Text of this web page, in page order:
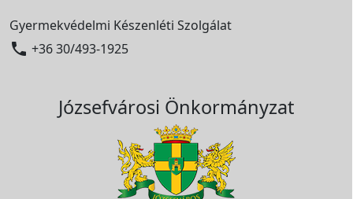
Gyermekvédelmi Készenléti Szolgálat
 +36 30/493-1925
Józsefvárosi Önkormányzat